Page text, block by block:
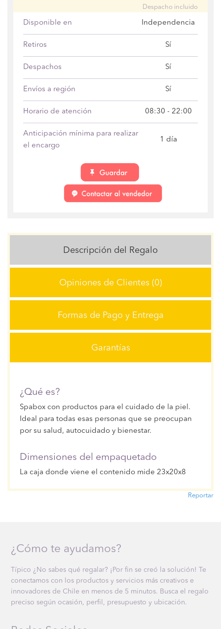
Despacho incluido
Disponible en Independencia
Retiros Sí
Despachos Sí
Envíos a región Sí
Horario de atención 08:30 - 22:00
Anticipación mínima para realizar
el encargo
1 día
Descripción del Regalo
Opiniones de Clientes (0)
Formas de Pago y Entrega
Garantías
¿Qué es?
Spabox con productos para el cuidado de la piel.
Ideal para todas esas personas que se preocupan
por su salud, autocuidado y bienestar.
Dimensiones del empaquetado
La caja donde viene el contenido mide 23x20x8
Reportar
¿Cómo te ayudamos?
Típico ¿No sabes qué regalar? ¡Por fin se creó la solución! Te
conectamos con los productos y servicios más creativos e
innovadores de Chile en menos de 5 minutos. Busca el regalo
preciso según ocasión, perfil, presupuesto y ubicación.